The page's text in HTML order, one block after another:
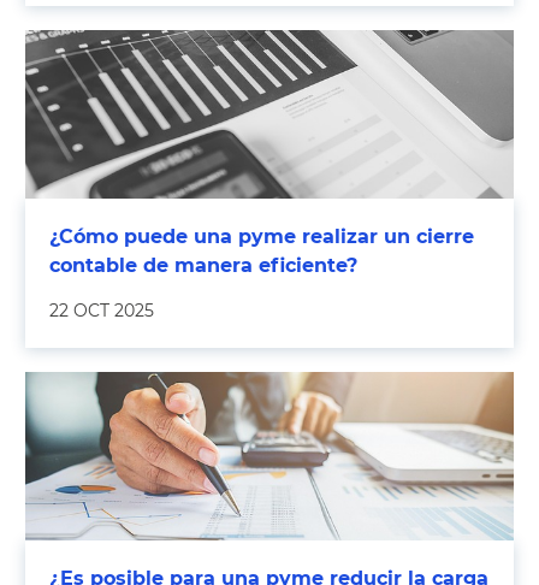
¿Cómo puede una pyme realizar un cierre
contable de manera eficiente?
22 OCT 2025
¿Es posible para una pyme reducir la carga